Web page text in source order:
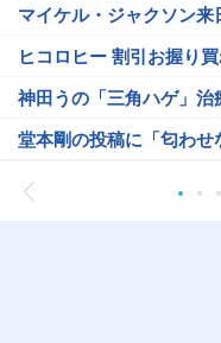
マイケル・ジャクソン来
ヒコロヒー 割引お握り
神田うの「三角ハゲ」治
堂本剛の投稿に「匂わせ